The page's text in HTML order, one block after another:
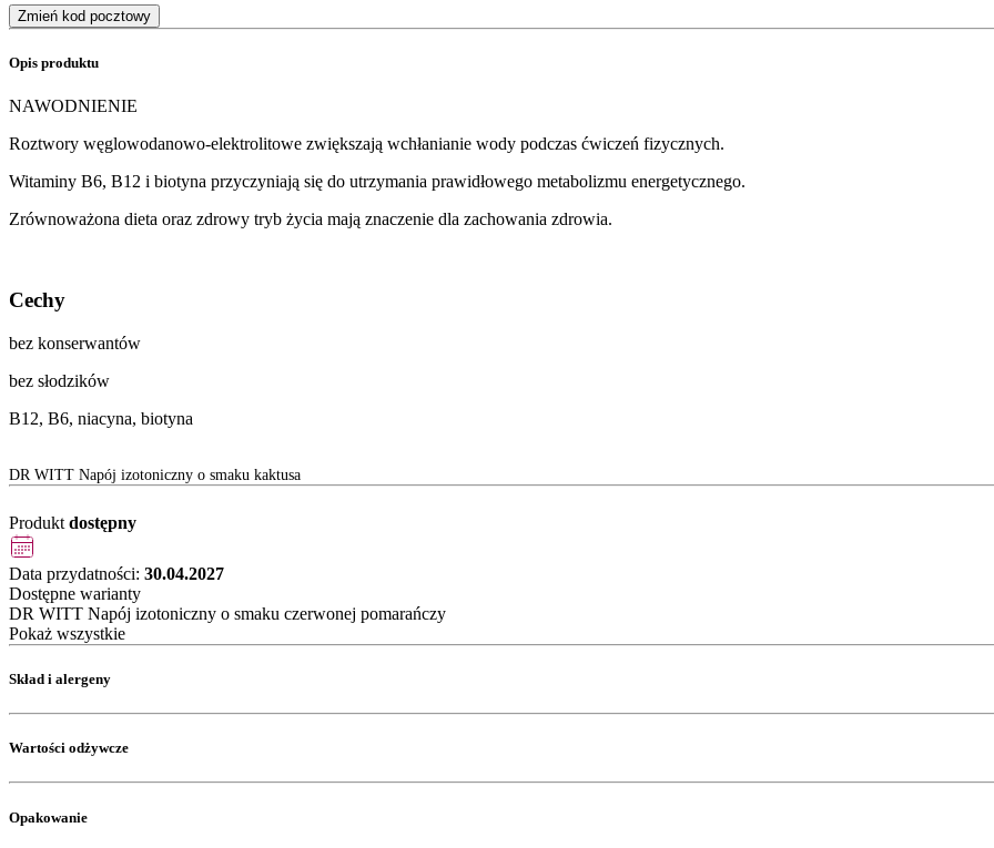
Zmień kod pocztowy
Opis produktu
NAWODNIENIE
Roztwory węglowodanowo-elektrolitowe zwiększają wchłanianie wody podczas ćwiczeń fizycznych.
Witaminy B6, B12 i biotyna przyczyniają się do utrzymania prawidłowego metabolizmu energetycznego.
Zrównoważona dieta oraz zdrowy tryb życia mają znaczenie dla zachowania zdrowia.
Cechy
bez konserwantów
bez słodzików
B12, B6, niacyna, biotyna
DR WITT Napój izotoniczny o smaku kaktusa
Produkt dostępny
Data przydatności: 30.04.2027
Dostępne warianty
DR WITT Napój izotoniczny o smaku czerwonej pomarańczy
Pokaż wszystkie
Skład i alergeny
Wartości odżywcze
Opakowanie